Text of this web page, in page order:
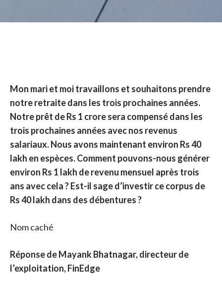
Mon mari et moi travaillons et souhaitons prendre
notre retraite dans les trois prochaines années.
Notre prêt de Rs 1 crore sera compensé dans les
trois prochaines années avec nos revenus
salariaux. Nous avons maintenant environ Rs 40
lakh en espèces. Comment pouvons-nous générer
environ Rs 1 lakh de revenu mensuel après trois
ans avec cela ? Est-il sage d’investir ce corpus de
Rs 40 lakh dans des débentures ?
Nom caché
Réponse de Mayank Bhatnagar, directeur de
l’exploitation, FinEdge